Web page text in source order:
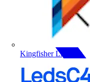
Kingfisher Lighting